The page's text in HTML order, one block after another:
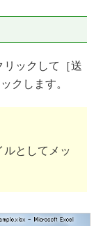
リックして［送
クします。
としてメッ